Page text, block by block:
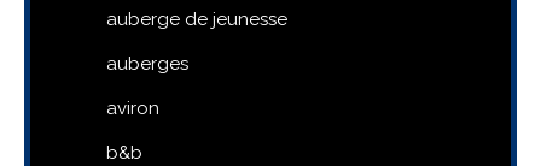
auberge de jeunesse
auberges
aviron
b&b